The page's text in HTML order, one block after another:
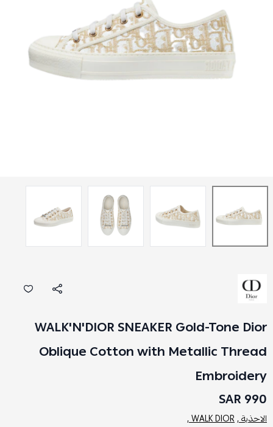
WALK'N'DIOR SNEAKER Gold-Tone Dior
Oblique Cotton with Metallic Thread
Embroidery
990 SAR
الاحذية ,WALK DIOR ,